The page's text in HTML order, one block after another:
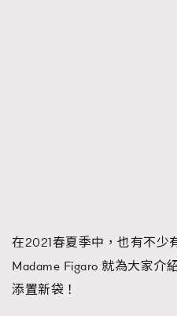
在2021春夏季中，也有不少
Madame Figaro 就為大家介
添置新袋！